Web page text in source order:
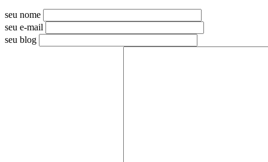
seu nome
seu e-mail
seu blog